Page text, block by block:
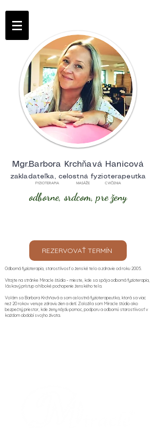
Mgr.Barbora Krchňavá Hanicová
zakladateľka, celostná fyzioterapeutka
FYZIOTERAPIA MASÁŽE CVIČENIA
odborne, srdcom, pre ženy
REZERVOVAŤ TERMÍN
Odborná fyzioterapia, starostlivosť o ženské telo a zdravie od roku 2005.
Vitajte na stránke Miracle štúdia – mieste, kde sa spája odborná fyzioterapia,
láskavý prístup a hlboké pochopenie ženského tela.
Volám sa Barbora Krchňavá a som celostná fyzioterapeutka, ktorá sa viac
než 20 rokov venuje zdraviu žien a detí. Založila som Miracle štúdio ako
bezpečný priestor, kde ženy nájdu pomoc, podporu a odbornú starostlivosť v
každom období svojho života.​